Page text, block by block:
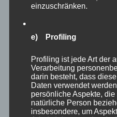
Viele Wasservögel
begehbaren Voliere
netten Bank geradezu
einzuschränken.
e) Profiling
Profiling ist jede Art der
Verarbeitung
darin besteht, dass
Daten verwendet
persönliche Aspekte,
natürliche Person
insbesondere, um